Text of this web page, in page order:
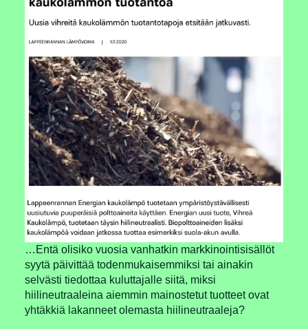
…Entä olisiko vuosia vanhatkin markkinointisisällöt
syytä päivittää todenmukaisemmiksi tai ainakin
selvästi tiedottaa kuluttajalle siitä, miksi
hiilineutraaleina aiemmin mainostetut tuotteet ovat
yhtäkkiä lakanneet olemasta hiilineutraaleja?